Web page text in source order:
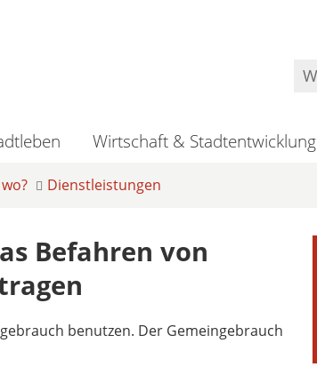
Wirtschaft & Stadtentwicklung
Dienstleistungen
Befahren von
benutzen. Der Gemeingebrauch